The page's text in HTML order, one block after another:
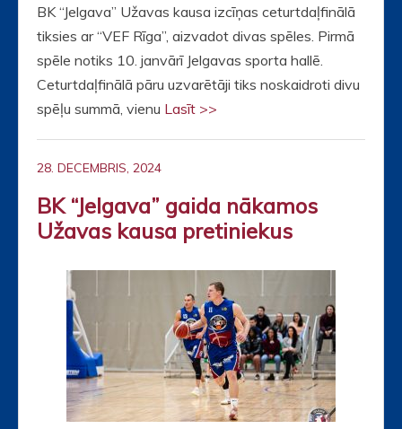
BK “Jelgava” Užavas kausa izcīņas ceturtdaļfinālā
tiksies ar “VEF Rīga”, aizvadot divas spēles. Pirmā
spēle notiks 10. janvārī Jelgavas sporta hallē.
Ceturtdaļfinālā pāru uzvarētāji tiks noskaidroti divu
spēļu summā, vienu Lasīt >>
28. DECEMBRIS, 2024
BK “Jelgava” gaida nākamos
Užavas kausa pretiniekus